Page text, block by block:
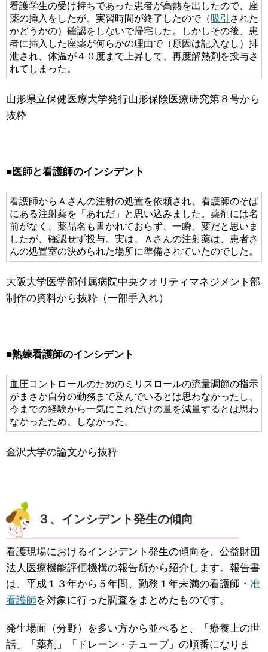
看護学生の受け持ちであった患者が高熱を出したので、座
薬の挿入をしたが、実習時間が終了したので（吸引 された
かどうかの）確認をしないで帰宅した。しかしその後、患
者に挿入した座薬が何らかの理由で（原因は記入なし）排
泄され、体温が４０度まで上昇して、再度解熱剤を投与さ
れてしまった。
山形県立保健医療大学発行山形保険医療研究第８号から
抜粋
■医師と看護師のインシデント
看護師からＡさんの注射の処置を依頼され、看護師のそば
にある注射薬を「あれだ」と思い込みました。薬剤には名
前がなく、薬品名も書かれておらず、一瞬、変だと思いま
したが、確認せず投与。実は、Ａさんの注射薬は、患者さ
んの処置室の決められた場所に準備されていたのでした。
大阪大学医学部付属病院中央クオリティマネジメント部
制作の資料から抜粋（一部手入れ）
■熟練看護師のインシデント
血圧コントロールのためのミリスロールの流量調節の指示
がまさか自分の勤務まで及んでいるとは思わなかったし、
今までの経験から一気にこれだけの量を減量するとは思わ
なかったため、しなかった。
金沢大学の論文から抜粋
３、インシデント発生の傾向
看護現場におけるインシデント発生の傾向を、公益財団
法人医療機能評価機構の報告所から紹介します。報告書
は、平成１３年から５年間、勤務１年未満の看護師・ 准
看護師を対象に行った調査をまとめたものです。
発生場面（分野）を多い方から並べると、「療養上の世
話」「薬剤」「ドレーン・チューブ」の順番になりま